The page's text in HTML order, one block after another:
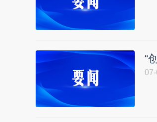
“